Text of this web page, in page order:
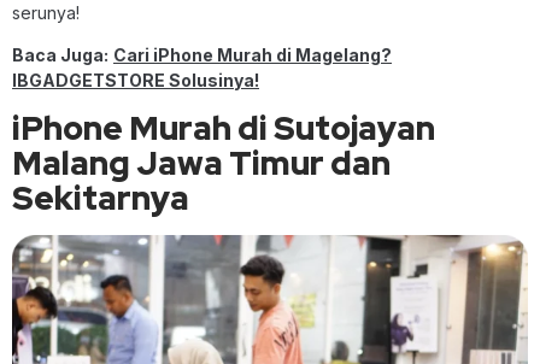
serunya!
Baca Juga: Cari iPhone Murah di Magelang?
IBGADGETSTORE Solusinya!
iPhone Murah di Sutojayan
Malang Jawa Timur dan
Sekitarnya